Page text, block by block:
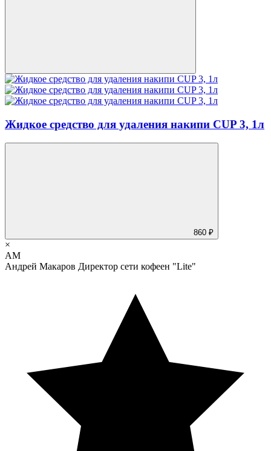
Жидкое средство для удаления накипи CUP 3, 1л
860 ₽
×
АМ
Андрей Макаров Директор сети кофеен "Lite"